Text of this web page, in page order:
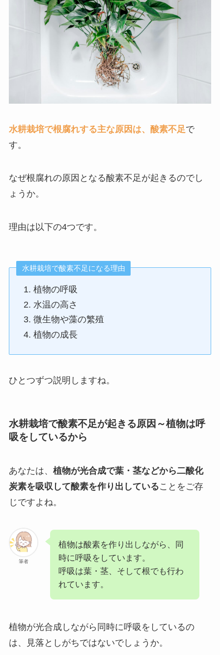
水耕栽培で根腐れする主な原因は、酸素不足で
す。
なぜ根腐れの原因となる酸素不足が起きるのでし
ょうか。
理由は以下の4つです。
水耕栽培で酸素不足になる理由
植物の呼吸
水温の高さ
微生物や藻の繁殖
植物の成長
ひとつずつ説明しますね。
水耕栽培で酸素不足が起きる原因～植物は呼
吸をしているから
あなたは、 植物が光合成で葉・茎などから二酸化
炭素を吸収して酸素を作り出していることをご存
じですよね。
筆者
植物は酸素を作り出しながら、同
時に呼吸をしています。
呼吸は葉・茎、そして根でも行わ
れています。
植物が光合成しながら同時に呼吸をしているの
は、見落としがちではないでしょうか。